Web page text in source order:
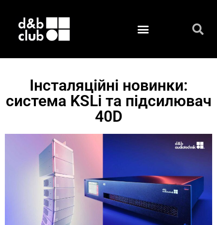
Інсталяційні новинки:
система KSLi та підсилювач
40D